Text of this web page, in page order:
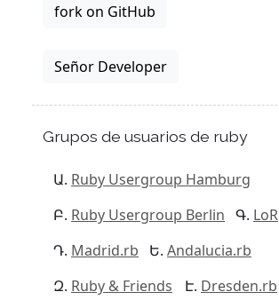
fork on GitHub
Señor Developer
Grupos de usuarios de ruby
Ruby Usergroup Hamburg
Ruby Usergroup Berlin
LoR
Madrid.rb
Andalucia.rb
Ruby & Friends
Dresden.rb